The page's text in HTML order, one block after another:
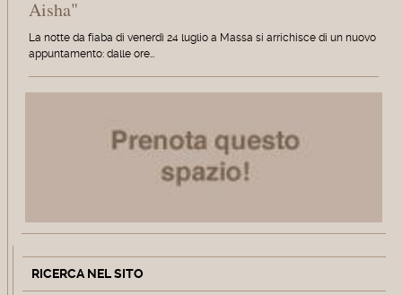
Aisha"
La notte da fiaba di venerdì 24 luglio a Massa si arrichisce di un nuovo
appuntamento: dalle ore…
RICERCA NEL SITO